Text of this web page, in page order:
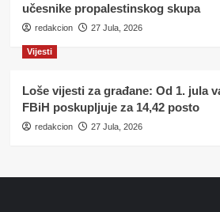
učesnike propalestinskog skupa
redakcion 27 Jula, 2026
Vijesti
Loše vijesti za građane: Od 1. jula
FBiH poskupljuje za 14,42 posto
redakcion 27 Jula, 2026